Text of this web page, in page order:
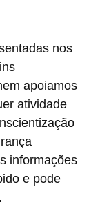
nos
apoiamos
atividade
informações
e pode